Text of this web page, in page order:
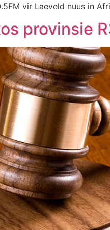
vir Laeveld nuus in
provinsie